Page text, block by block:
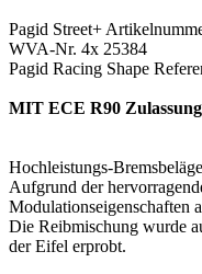
Pagid Street+
WVA-Nr. 4x 25384
Pagid Racing Shape
MIT ECE R90
Hochleistungs-
Aufgrund der
Modulationseigenschaften
Die Reibmischung wurde
der Eifel erprobt.